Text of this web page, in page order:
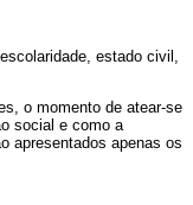
estado civil,
o momento de atear-se
social e como a
apresentados apenas os